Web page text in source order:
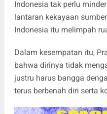
Indonesia tak perlu
lantaran kekayaan
Indonesia itu melimpah
Dalam kesempatan itu,
bahwa dirinya tidak
justru harus bangga
terus berbenah diri serta